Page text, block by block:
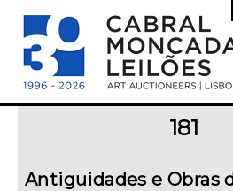
181
Antiguidades e Obras